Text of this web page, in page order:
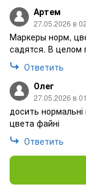
Артем
27.05.2026 в
Маркеры норм,
садятся. В целом
Ответить
Олег
27.05.2026 в
досить
цвета файні
Ответить